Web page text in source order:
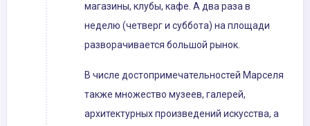
магазины, клубы, кафе. А два раза в
неделю (четверг и суббота) на площади
разворачивается большой рынок.
В числе достопримечательностей Марселя
также множество музеев, галерей,
архитектурных произведений искусства, а